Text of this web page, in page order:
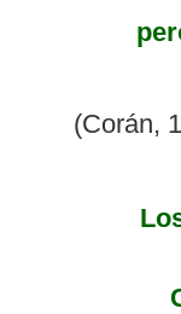
(Corán,